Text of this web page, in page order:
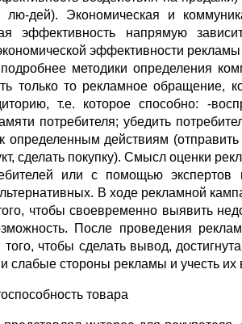
лю-дей). Экономическая и
эффективность напрямую
эффективности
методики определения
только то рекламное обращение,
т.е. которое способно: -
потребителя; убедить
к определенным действиям
сделать покупку). Смысл оценки
или с помощью
В ходе рекламной
чтобы своевременно выявить
После проведения
чтобы сделать вывод,
слабые стороны рекламы и учесть
товара